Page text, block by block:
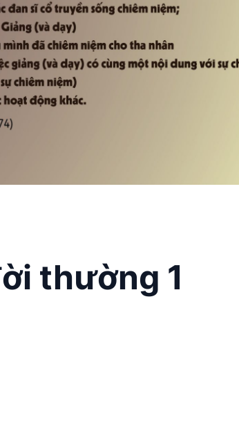
thường 1